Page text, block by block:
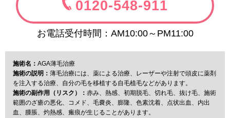
0120-548-911
お電話受付時間：AM10:00～PM11:00
施術名： AGA薄毛治療
施術の説明： 薄毛治療には、薬による治療、レーザーや注射で頭皮に薬剤
を注入する治療、自分の毛を移植する自毛植毛などがあります。
施術の副作用（リスク）： 赤み、熱感、初期脱毛、切れ毛、抜け毛、施術
範囲のざ瘡の悪化、コメド、毛嚢炎、膨隆、色素沈着、点状出血、内出
血、腫脹、灼熱感、瘢痕が生じることがあります。